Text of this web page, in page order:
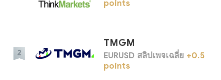
points
TMGM
EURUSD สลิปเพจเฉลี่ย +0.5
points